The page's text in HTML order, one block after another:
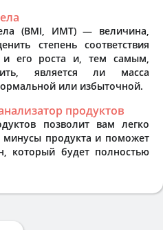
(BMI, ИМТ) — величина,
степень соответствия
и его роста и, тем самым,
является ли масса
или избыточной.
продуктов
позволит вам легко
продукта и поможет
который будет полностью